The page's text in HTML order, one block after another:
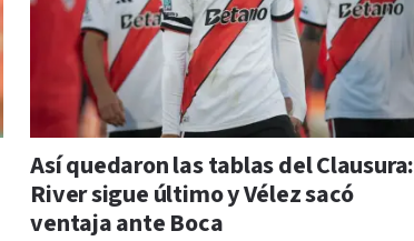
Así quedaron las tablas del Clausura:
River sigue último y Vélez sacó
ventaja ante Boca